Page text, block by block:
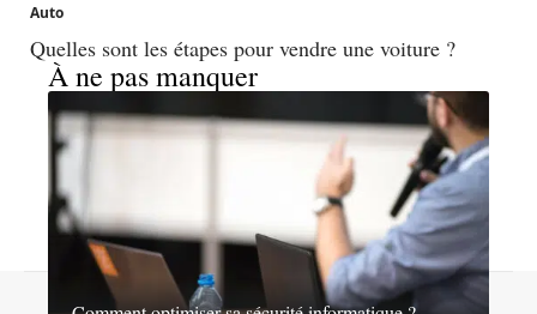
Auto
Quelles sont les étapes pour vendre une voiture ?
À ne pas manquer
Mentions légales Sitemap